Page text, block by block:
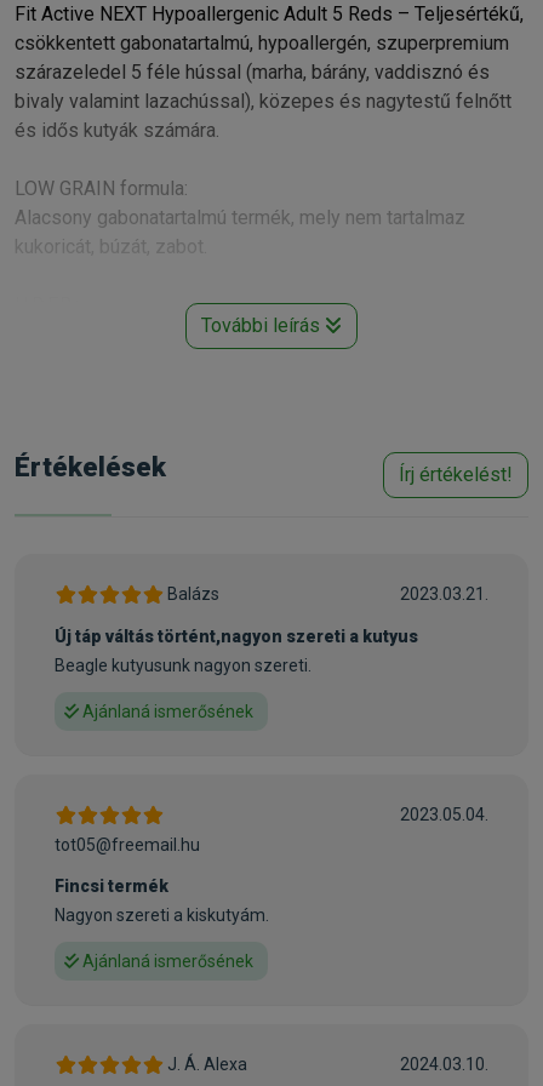
Fit Active NEXT Hypoallergenic Adult 5 Reds – Teljesértékű,
csökkentett gabonatartalmú, hypoallergén, szuperpremium
szárazeledel 5 féle hússal (marha, bárány, vaddisznó és
bivaly valamint lazachússal), közepes és nagytestű felnőtt
és idős kutyák számára.
LOW GRAIN formula:
Alacsony gabonatartalmú termék, mely nem tartalmaz
kukoricát, búzát, zabot.
Hypoallergén receptúra, mivel a fő alkotóelemek a BÁRÁNY,
allergiásak, vagy akár gabonaallergiásak.
A BÁRÁNY a prémium minőségű vörös húsok közé tartozik,
tökéletes fehérjeforrás, hiszen az összes nélkülözhetetlen
zsírsavakkal, melyek táplálkozási szempontból rendkívül
értékesek.
A termék NEM tartalmaz génmódosított alapanyagokat!
IDEAL BALANCE:
Az eledelben kedvencünk számára ideális egyensúlyban
vannak a tartalmas VÖRÖSHÚSOK és a könnyen emészthető
HALHÚS. Tartalmaz minden olyan összetevőt, vitamint ami a
JOINT PROTECTION:
További leírás
Értékelések Írj értékelést!
Balázs 2023.03.21.
Új táp váltás történt,nagyon szereti a kutyus
Beagle kutyusunk nagyon szereti.
Ajánlaná ismerősének
tot05@freemail.hu
2023.05.04.
Fincsi termék
Nagyon szereti a kiskutyám.
Ajánlaná ismerősének
J. Á. Alexa 2024.03.10.